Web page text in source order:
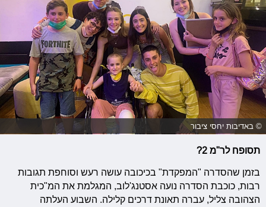
© באדיבות יחסי ציבור
תסופח לר"מ 2?
בזמן שהסדרה "המפקדת" בכיכובה עושה רעש וסוחפת תגובות
רבות, כוכבת הסדרה נועה אסטנג'לוב, המגלמת את המ"כית
הצהובה צליל, עברה תאונת דרכים קלילה. השבוע העלתה